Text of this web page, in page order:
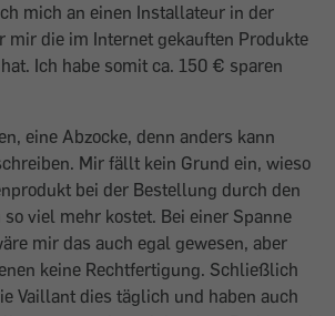
mich an einen Installateur in der
mir die im Internet gekauften Produkte
Ich habe somit ca. 150 € sparen
eine Abzocke, denn anders kann
Mir fällt kein Grund ein, wieso
bei der Bestellung durch den
viel mehr kostet. Bei einer Spanne
mir das auch egal gewesen, aber
keine Rechtfertigung. Schließlich
Vaillant dies täglich und haben auch